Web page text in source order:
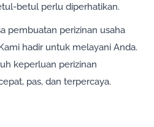
betul perlu diperhatikan.
pembuatan perizinan usaha
hadir untuk melayani Anda.
keperluan perizinan
pas, dan terpercaya.